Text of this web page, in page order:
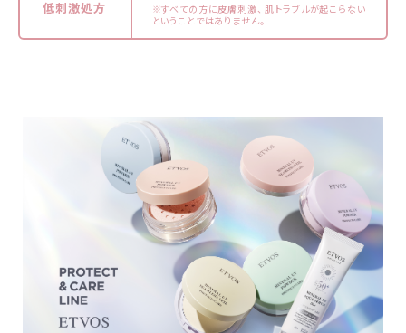
低刺激処方
※すべての方に皮膚刺激、 肌トラブルが起こらない
ということではありません。